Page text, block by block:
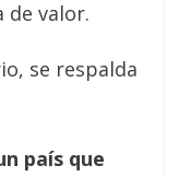
de valor.
se respalda
país que